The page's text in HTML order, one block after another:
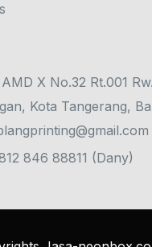
X No.32 Rt.001
Kota Tangerang,
846 88811 (Dany)